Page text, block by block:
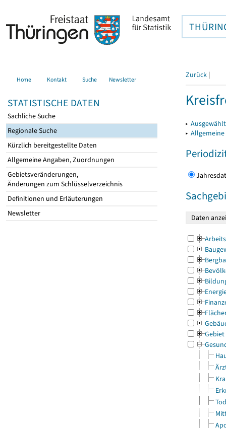
Home Kontakt Suche Newsletter
STATISTISCHE DATEN
Sachliche Suche
Regionale Suche
Kürzlich bereitgestellte Daten
Allgemeine Angaben, Zuordnungen
Gebietsveränderungen,
Änderungen zum Schlüsselverzeichnis
Definitionen und Erläuterungen
Newsletter
Zurück |
▸
▸
Gebiet